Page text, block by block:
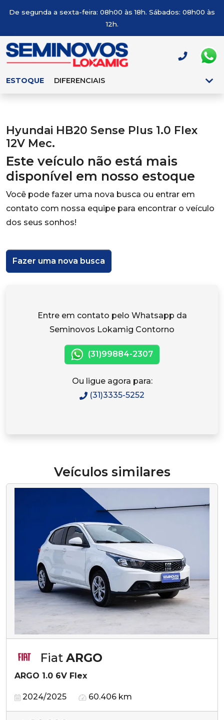
De segunda a sexta-feira: 08h00 às 18h. Sábados: 08h00 às
12h.
ESTOQUE DIFERENCIAIS
Hyundai HB20 Sense Plus 1.0 Flex
12V Mec.
Este veículo não está mais
disponível em nosso estoque
Você pode fazer uma nova busca ou entrar em
contato com nossa equipe para encontrar o veículo
dos seus sonhos!
Fazer uma nova busca
Entre em contato pelo Whatsapp da
Seminovos Lokamig Contorno
(31)99884-2307
Ou ligue agora para:
(31)3335-5252
Veículos similares
Fiat ARGO
ARGO 1.0 6V Flex
2024/2025 60.406 km